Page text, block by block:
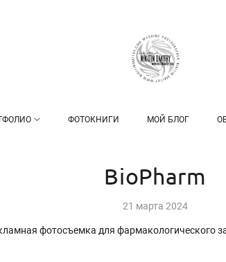
ФОТОКНИГИ МОЙ БЛОГ
BioPharm
21 марта 2024
фотосъемка для фармакологического